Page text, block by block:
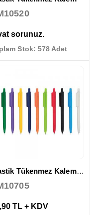
sorunuz.
Stok: 578 Adet
Plastik Tükenmez Kalem ( Jel Refil )
TL + KDV